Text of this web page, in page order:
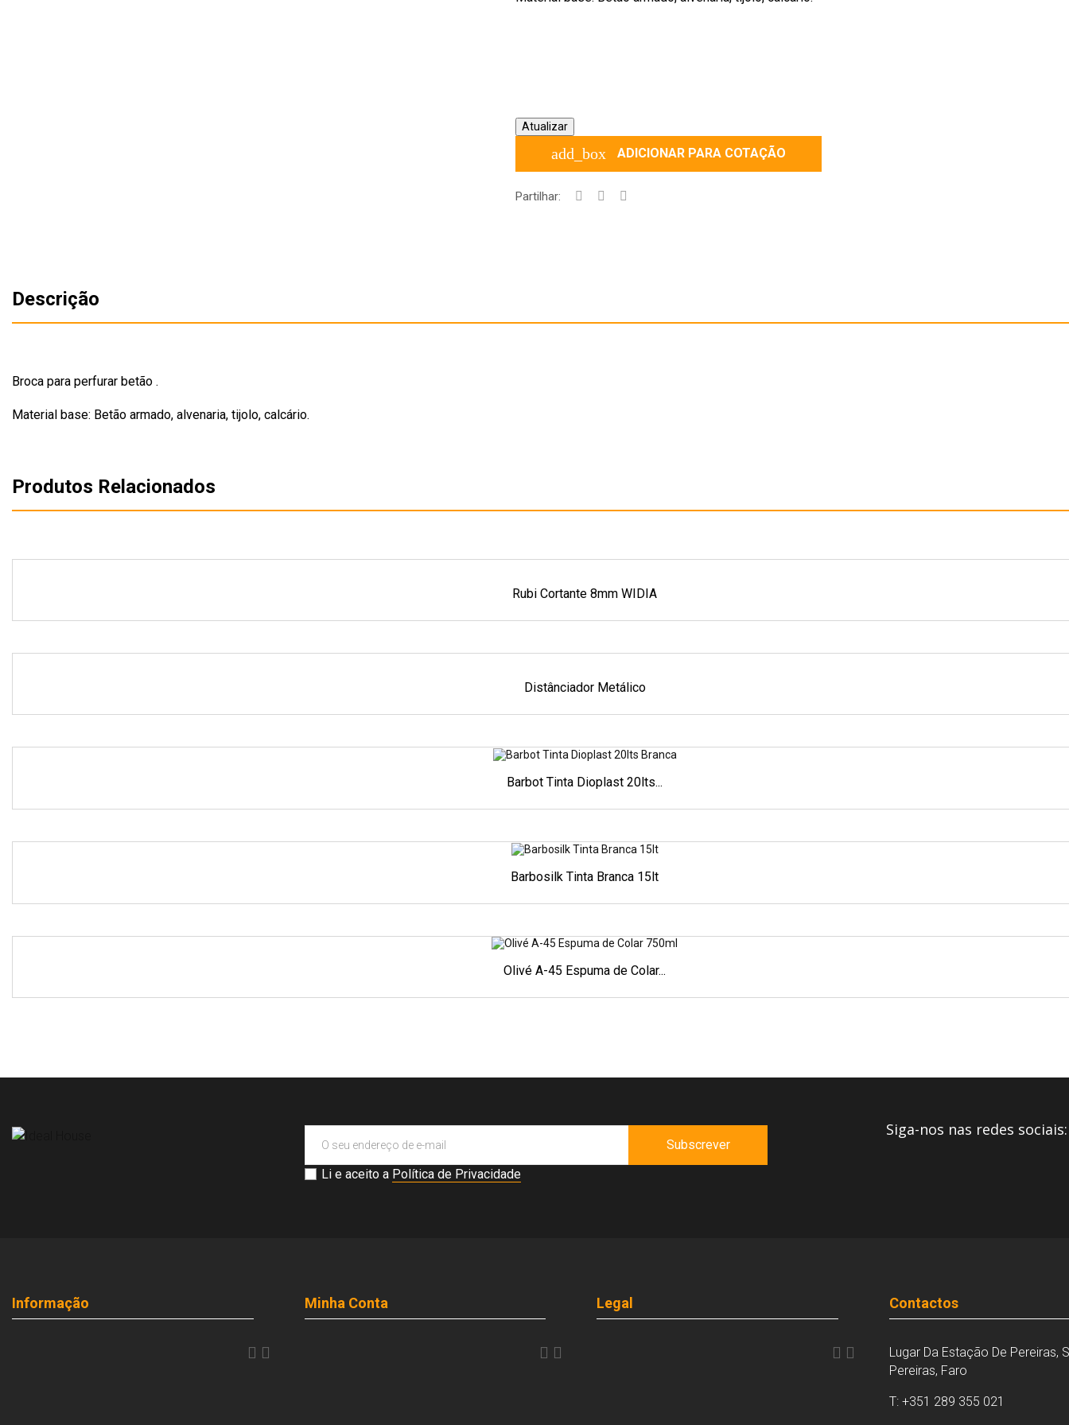
add_box ADICIONAR PARA COTAÇÃO
Partilhar:
Descrição
Broca para perfurar betão .
Material base: Betão armado, alvenaria, tijolo, calcário.
Produtos Relacionados
Rubi Cortante 8mm WIDIA
Distânciador Metálico
Barbot Tinta Dioplast 20lts...
Barbosilk Tinta Branca 15lt
Olivé A-45 Espuma de Colar...
Li e aceito a Política de Privacidade
Subscrever
Siga-nos nas redes sociais:
Informação
 
Minha Conta
 
Legal
 
Contactos
Lugar Da Estação De Pereiras,
Pereiras, Faro
T: +351 289 355 021